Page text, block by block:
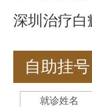
深圳治疗白
自助挂号
就诊姓名